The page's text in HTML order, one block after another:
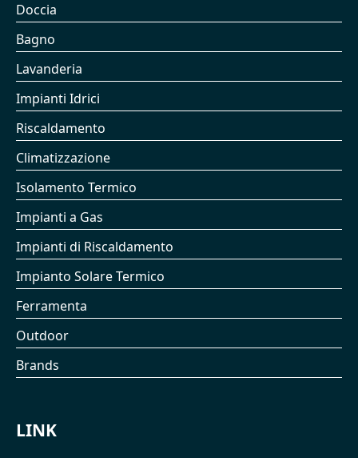
Doccia
Bagno
Lavanderia
Impianti Idrici
Riscaldamento
Climatizzazione
Isolamento Termico
Impianti a Gas
Impianti di Riscaldamento
Impianto Solare Termico
Ferramenta
Outdoor
Brands
LINK